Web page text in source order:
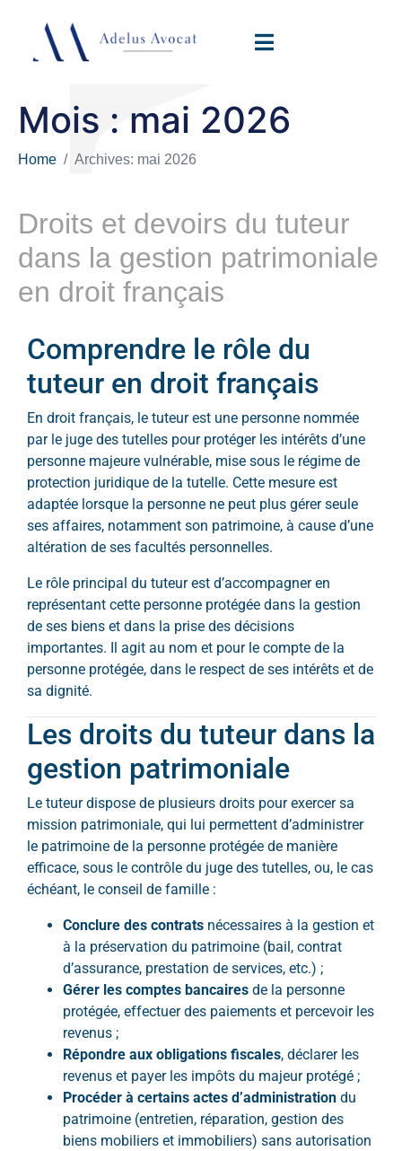
Mois : mai 2026
Home Archives: mai 2026
Droits et devoirs du tuteur
dans la gestion patrimoniale
en droit français
Comprendre le rôle du
tuteur en droit français
En droit français, le tuteur est une personne nommée
par le juge des tutelles pour protéger les intérêts d’une
personne majeure vulnérable, mise sous le régime de
protection juridique de la tutelle. Cette mesure est
adaptée lorsque la personne ne peut plus gérer seule
ses affaires, notamment son patrimoine, à cause d’une
altération de ses facultés personnelles.
Le rôle principal du tuteur est d’accompagner en
représentant cette personne protégée dans la gestion
de ses biens et dans la prise des décisions
importantes. Il agit au nom et pour le compte de la
personne protégée, dans le respect de ses intérêts et de
sa dignité.
Les droits du tuteur dans la
gestion patrimoniale
Le tuteur dispose de plusieurs droits pour exercer sa
mission patrimoniale, qui lui permettent d’administrer
le patrimoine de la personne protégée de manière
efficace, sous le contrôle du juge des tutelles, ou, le cas
échéant, le conseil de famille :
Conclure des contrats nécessaires à la gestion et
à la préservation du patrimoine (bail, contrat
d’assurance, prestation de services, etc.) ;
Gérer les comptes bancaires de la personne
protégée, effectuer des paiements et percevoir les
revenus ;
Répondre aux obligations fiscales, déclarer les
revenus et payer les impôts du majeur protégé ;
Procéder à certains actes d’administration du
patrimoine (entretien, réparation, gestion des
biens mobiliers et immobiliers) sans autorisation